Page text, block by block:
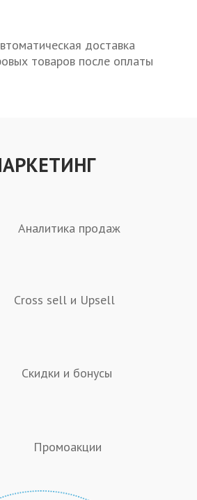
доставка
товаров после оплаты
Аналитика продаж
Cross sell и Upsell
Скидки и бонусы
Промоакции